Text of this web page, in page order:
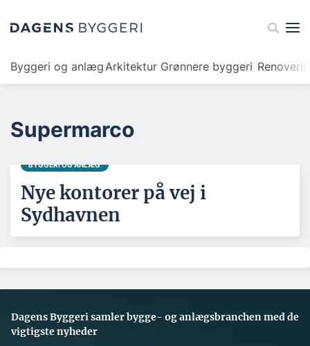
Byggeri og anlægArkitektur Grønnere byggeri
Supermarco
BYGGERI OG ANLÆG
Nye kontorer på vej i
Sydhavnen
Dagens Byggeri samler bygge- og anlægsbranchen med de
vigtigste nyheder